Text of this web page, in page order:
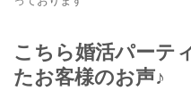
こちら婚活パーテ
たお客様のお声♪